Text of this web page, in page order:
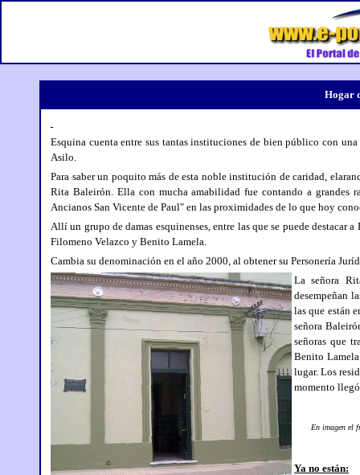
Hogar
Esquina cuenta entre sus tantas instituciones de bien público con
Asilo.
Para saber un poquito más de esta noble institución de caridad,
Rita Baleirón. Ella con mucha amabilidad fue contando a
Ancianos San Vicente de Paul" en las proximidades de lo que hoy
Allí un grupo de damas esquinenses, entre las que se puede
Filomeno Velazco y Benito Lamela.
Cambia su denominación en el año 2000, al obtener su Personería
La señora
desempeñan
las que están
señora
señoras que
Benito
lugar. Los
momento
En imagen el
Ya no están: